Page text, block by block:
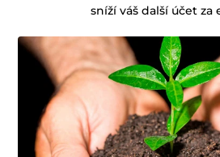
sníží váš další účet za